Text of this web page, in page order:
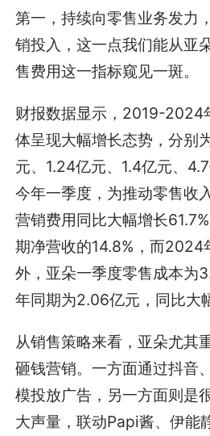
第一，持续向零售业务发力
销投入，这一点我们能从亚
售费用这一指标窥见一斑。
财报数据显示，2019-2024
体呈现大幅增长态势，分别
元、1.24亿元、1.4亿元、
今年一季度，为推动零售收
营销费用同比大幅增长
期净营收的14.8%，而2024
外，亚朵一季度零售成本为
年同期为2.06亿元，同比大
从销售策略来看，亚朵尤其
砸钱营销。一方面通过抖音
模投放广告，另一方面则是
大声量，联动Papi酱、伊能